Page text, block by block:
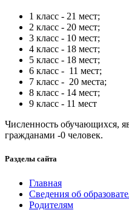
1 класс - 21 мест;
2 класс - 20 мест;
3 класс - 10 мест;
4 класс - 18 мест;
5 класс - 18 мест;
6 класс - 11 мест;
7 класс - 20 места;
8 класс - 14 мест;
9 класс - 11 мест
Численность обучающихся,
гражданами -0 человек.
Разделы сайта
Главная
Сведения об
Родителям